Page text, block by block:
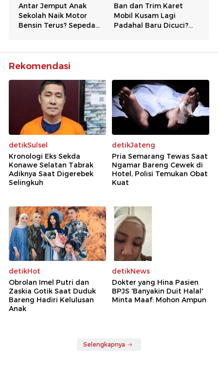
Rekomendasi
detikSulsel
Kronologi Eks Sekda
Konawe Selatan Tabrak
Adiknya Saat Digerebek
Selingkuh
detikJateng
Pria Semarang Tewas Saat
Ngamar Bareng Cewek di
Hotel, Polisi Temukan Obat
Kuat
detikHot
Obrolan Imel Putri dan
Zaskia Gotik Saat Duduk
Bareng Hadiri Kelulusan
Anak
detikNews
Dokter yang Hina Pasien
BPJS 'Banyakin Duit Halal'
Minta Maaf: Mohon Ampun
Selengkapnya